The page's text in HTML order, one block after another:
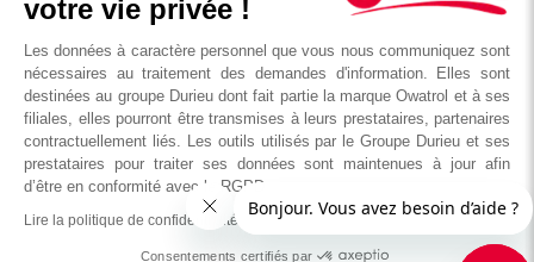
votre vie privée !
Les données à caractère personnel que vous nous communiquez sont
nécessaires au traitement des demandes d'information. Elles sont
destinées au groupe Durieu dont fait partie la marque Owatrol et à ses
filiales, elles pourront être transmises à leurs prestataires, partenaires
contractuellement liés. Les outils utilisés par le Groupe Durieu et ses
prestataires pour traiter ses données sont maintenues à jour afin
d’être en conformité avec le RGPD
Lire la politique de confidentialité
Consentements certifiés par
© OWATROL - Groupe DURIEU